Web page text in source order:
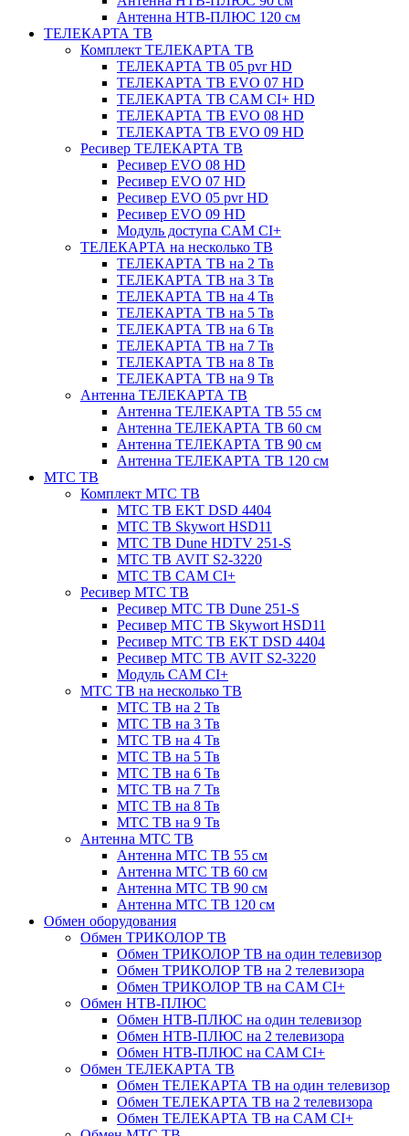
Антенна НТВ-ПЛЮС 120 см
ТЕЛЕКАРТА ТВ
Комплект ТЕЛЕКАРТА ТВ
ТЕЛЕКАРТА ТВ 05 pvr HD
ТЕЛЕКАРТА ТВ EVO 07 HD
ТЕЛЕКАРТА ТВ CAM CI+ HD
ТЕЛЕКАРТА ТВ EVO 08 HD
ТЕЛЕКАРТА ТВ EVO 09 HD
Ресивер ТЕЛЕКАРТА ТВ
Ресивер EVO 08 HD
Ресивер EVO 07 HD
Ресивер EVO 05 pvr HD
Ресивер EVO 09 HD
Модуль доступа CAM CI+
ТЕЛЕКАРТА на несколько ТВ
ТЕЛЕКАРТА ТВ на 2 Тв
ТЕЛЕКАРТА ТВ на 3 Тв
ТЕЛЕКАРТА ТВ на 4 Тв
ТЕЛЕКАРТА ТВ на 5 Тв
ТЕЛЕКАРТА ТВ на 6 Тв
ТЕЛЕКАРТА ТВ на 7 Тв
ТЕЛЕКАРТА ТВ на 8 Тв
ТЕЛЕКАРТА ТВ на 9 Тв
Антенна ТЕЛЕКАРТА ТВ
Антенна ТЕЛЕКАРТА ТВ 55 см
Антенна ТЕЛЕКАРТА ТВ 60 см
Антенна ТЕЛЕКАРТА ТВ 90 см
Антенна ТЕЛЕКАРТА ТВ 120 см
МТС ТВ
Комплект МТС ТВ
МТС ТВ EKT DSD 4404
МТС ТВ Skywort HSD11
МТС ТВ Dune HDTV 251-S
МТС ТВ AVIT S2-3220
МТС ТВ CAM CI+
Ресивер МТС ТВ
Ресивер МТС ТВ Dune 251-S
Ресивер МТС ТВ Skywort HSD11
Ресивер МТС ТВ EKT DSD 4404
Ресивер МТС ТВ AVIT S2-3220
Модуль CAM CI+
МТС ТВ на несколько ТВ
МТС ТВ на 2 Тв
МТС ТВ на 3 Тв
МТС ТВ на 4 Тв
МТС ТВ на 5 Тв
МТС ТВ на 6 Тв
МТС ТВ на 7 Тв
МТС ТВ на 8 Тв
МТС ТВ на 9 Тв
Антенна МТС ТВ
Антенна МТС ТВ 55 см
Антенна МТС ТВ 60 см
Антенна МТС ТВ 90 см
Антенна МТС ТВ 120 см
Обмен оборудования
Обмен ТРИКОЛОР ТВ
Обмен ТРИКОЛОР ТВ на один телевизор
Обмен ТРИКОЛОР ТВ на 2 телевизора
Обмен ТРИКОЛОР ТВ на CAM CI+
Обмен НТВ-ПЛЮС
Обмен НТВ-ПЛЮС на один телевизор
Обмен НТВ-ПЛЮС на 2 телевизора
Обмен НТВ-ПЛЮС на CAM CI+
Обмен ТЕЛЕКАРТА ТВ
Обмен ТЕЛЕКАРТА ТВ на один телевизор
Обмен ТЕЛЕКАРТА ТВ на 2 телевизора
Обмен ТЕЛЕКАРТА ТВ на CAM CI+